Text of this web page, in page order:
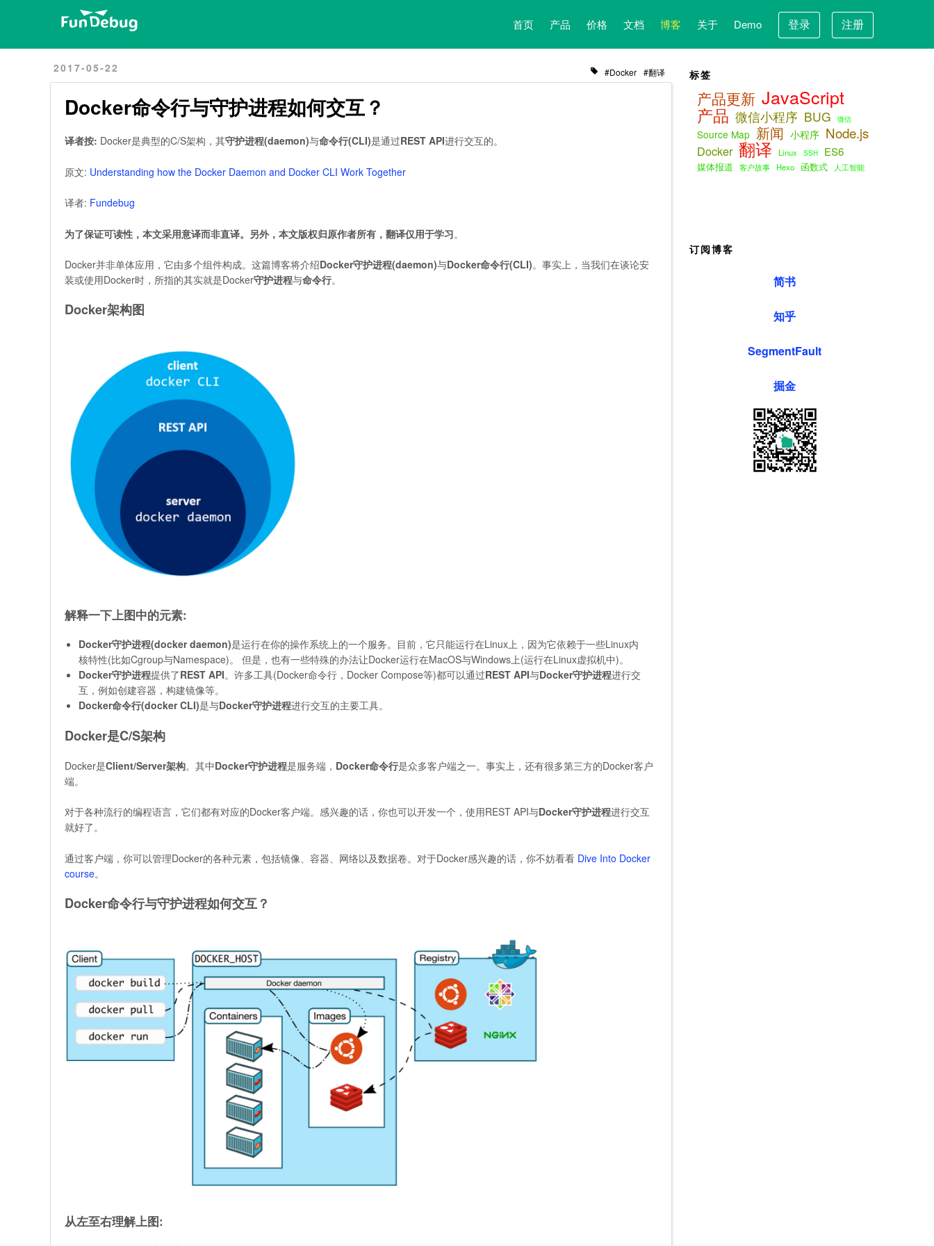
首页 产品 价格 文档 博客 关于 Demo 登录 注册
2017-05-22 Docker 翻译
Docker命令行与守护进程如何交互？
译者按: Docker是典型的C/S架构，其守护进程(daemon)与命令行(CLI)是通过REST API进行交互的。
原文: Understanding how the Docker Daemon and Docker CLI Work Together
译者: Fundebug
为了保证可读性，本文采用意译而非直译。另外，本文版权归原作者所有，翻译仅用于学习。
Docker并非单体应用，它由多个组件构成。这篇博客将介绍Docker守护进程(daemon)与Docker命令行(CLI)。事实上，当我们在谈论安
装或使用Docker时，所指的其实就是Docker守护进程与命令行。
Docker架构图
解释一下上图中的元素:
Docker守护进程(docker daemon)是运行在你的操作系统上的一个服务。目前，它只能运行在Linux上，因为它依赖于一些Linux内
核特性(比如Cgroup与Namespace)。 但是，也有一些特殊的办法让Docker运行在MacOS与Windows上(运行在Linux虚拟机中)。
Docker守护进程提供了REST API。许多工具(Docker命令行，Docker Compose等)都可以通过REST API与Docker守护进程进行交
互，例如创建容器，构建镜像等。
Docker命令行(docker CLI)是与Docker守护进程进行交互的主要工具。
Docker是C/S架构
Docker是Client/Server架构。其中Docker守护进程是服务端， Docker命令行是众多客户端之一。事实上，还有很多第三方的Docker客户
端。
对于各种流行的编程语言，它们都有对应的Docker客户端。感兴趣的话，你也可以开发一个，使用REST API与Docker守护进程进行交互
就好了。
通过客户端，你可以管理Docker的各种元素，包括镜像、容器、网络以及数据卷。对于Docker感兴趣的话，你不妨看看 Dive Into Docker
course。
Docker命令行与守护进程如何交互？
从左至右理解上图:
标签
产品更新 JavaScript
产品 微信小程序 BUG 微信
Source Map 新闻 小程序 Node.js
Docker 翻译 Linux SSH ES6
媒体报道 客户故事 Hexo 函数式 人工智能
订阅博客
简书
知乎
SegmentFault
掘金